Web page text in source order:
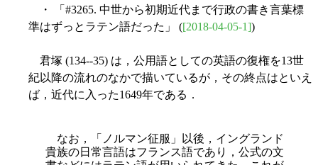
・ 「#3265. 中世から初期近代まで行政の書き言葉標
準はずっとラテン語だった」 ([2018-04-05-1])
君塚 (134--35) は，公用語としての英語の復権を13世
紀以降の流れのなかで描いているが，その終点はといえ
ば，近代に入った1649年である．
なお，「ノルマン征服」以後，イングランド
貴族の日常言語はフランス語であり，公式の文